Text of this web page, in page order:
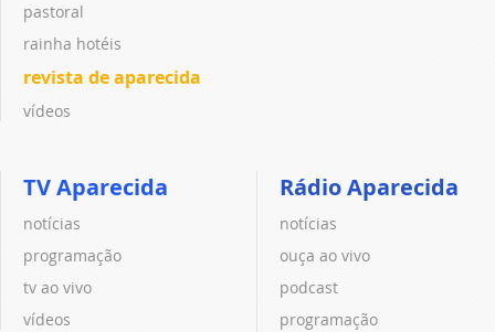
pastoral
rainha hotéis
revista de aparecida
vídeos
TV Aparecida
notícias
programação
tv ao vivo
vídeos
Rádio Aparecida
notícias
ouça ao vivo
podcast
programação